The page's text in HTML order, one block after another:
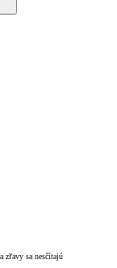
zľavy sa nesčítajú